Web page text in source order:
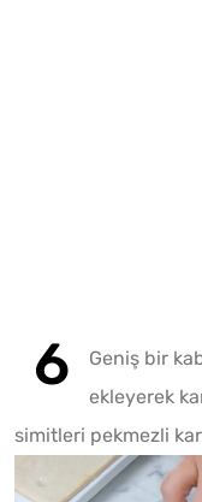
Geniş bir
ekleyerek
simitleri pekmezli